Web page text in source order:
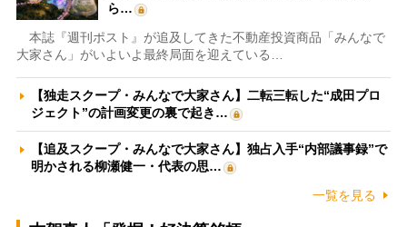
ら…
本誌『週刊ポスト』が追及してきた不動産投資商品「みんなで
大家さん」がいよいよ最終局面を迎えている…
【独走スクープ・みんなで大家さん】二転三転した“成田プロ
ジェクト”の計画変更の裏で起き…
【追及スクープ・みんなで大家さん】独占入手“内部議事録”で
明かされる柳瀬健一・代表の思…
一覧を見る